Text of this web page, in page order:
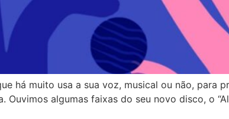
há muito usa a sua voz, musical ou não, para
algumas faixas do seu novo disco, o